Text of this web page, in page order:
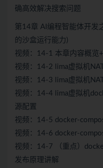
确高效解决搜索问题
第14章 AI编程智能体开发
的沙盒运行能力)
视频：14-1 本章内容概览
视频：14-2 lima虚拟机
视频：14-3 lima虚拟机
视频：14-4 lima虚拟机
源配置
视频：14-5 docker-
视频：14-6 docker-
视频：14-7 （重点）
发布原理讲解